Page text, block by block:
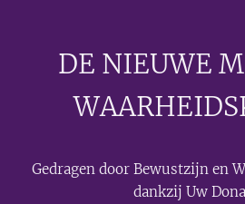
DE NIEUWE
Gedragen door Bewustzijn en
dankzij Uw